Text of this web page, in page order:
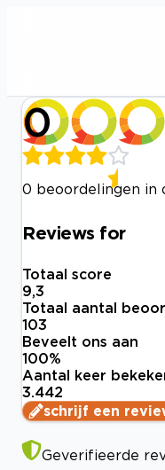
0
0 beoordelingen in
Reviews for
Totaal score
9,3
Totaal aantal
103
Beveelt ons aan
100%
Aantal keer
3.442
schrijf een
Geverifieerde